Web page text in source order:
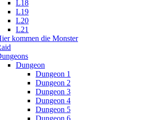
L18
L19
L20
L21
kommen die Monster
Dungeon
Dungeon 1
Dungeon 2
Dungeon 3
Dungeon 4
Dungeon 5